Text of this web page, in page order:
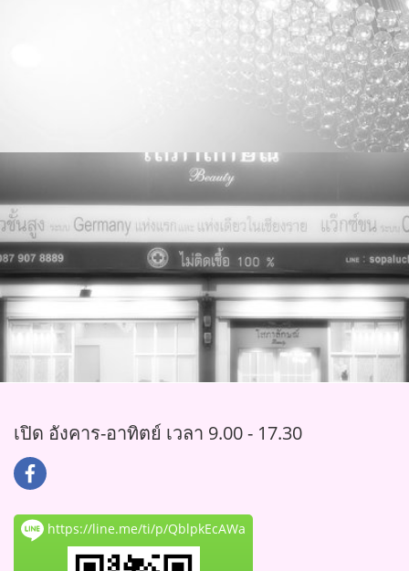
เปิด อังคาร-อาทิตย์ เวลา 9.00 - 17.30
https://line.me/ti/p/QblpkEcAWa